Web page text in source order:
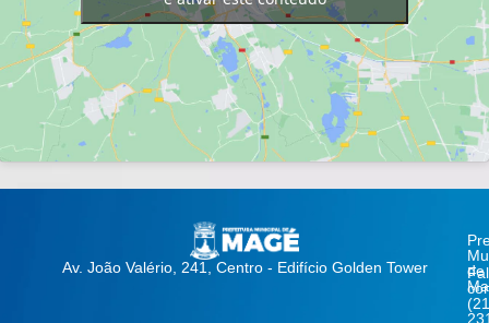
Av. João Valério, 241, Centro - Edifício Golden Tower
de